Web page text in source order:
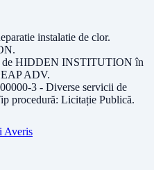
instalatie de clor.
.
HIDDEN INSTITUTION în
ADV.
3 - Diverse servicii de
procedură: Licitație Publică.
Averis